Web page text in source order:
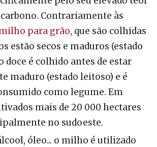
Contrariamente às
para grão, que são colhidas
estão secos e maduros (estado
doce é colhido antes de estar
maduro (estado leitoso) e é
como legume. Em
mais de 20 000 hectares
no sudoeste.
óleo... o milho é utilizado